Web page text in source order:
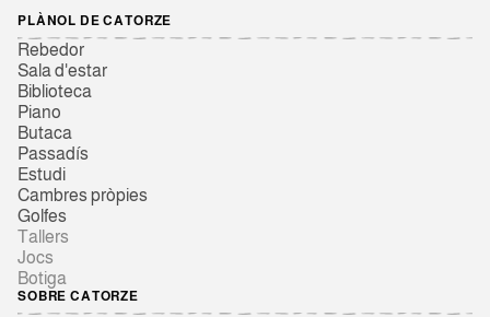
PLÀNOL DE CATORZE
Rebedor
Sala d'estar
Biblioteca
Piano
Butaca
Passadís
Estudi
Cambres pròpies
Golfes
Tallers
Jocs
Botiga
SOBRE CATORZE